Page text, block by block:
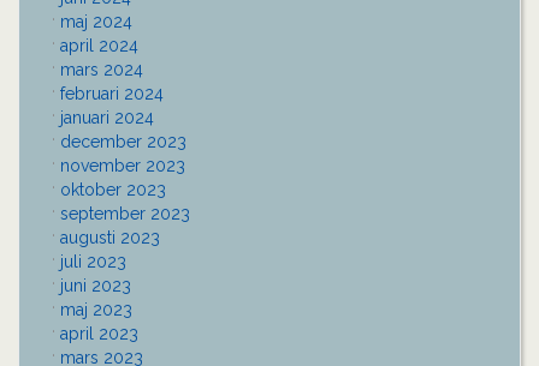
maj 2024
april 2024
mars 2024
februari 2024
januari 2024
december 2023
november 2023
oktober 2023
september 2023
augusti 2023
juli 2023
juni 2023
maj 2023
april 2023
mars 2023